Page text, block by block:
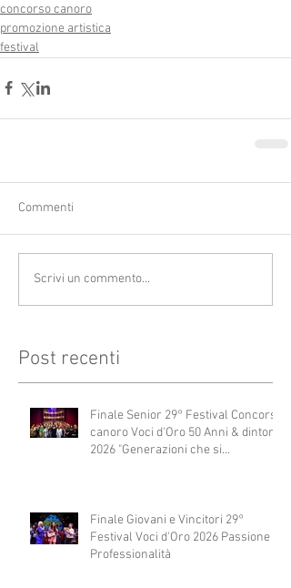
concorso canoro
promozione artistica
festival
Commenti
Scrivi un commento...
Post recenti
Finale Senior 29° Festival Concorso
canoro Voci d'Oro 50 Anni & dintorni
2026 "Generazioni che si
Finale Giovani e Vincitori 29°
Festival Voci d'Oro 2026 Passione e
Professionalità